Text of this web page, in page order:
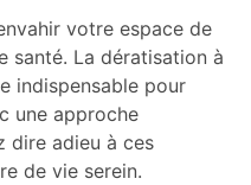
votre espace de
santé. La dératisation à
indispensable pour
une approche
dire adieu à ces
de vie serein.